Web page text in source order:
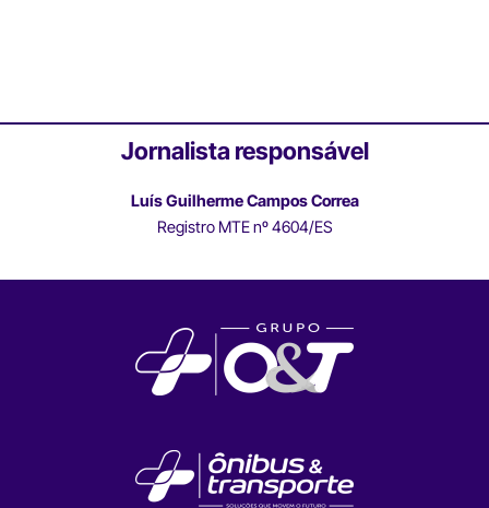
Jornalista responsável
Luís Guilherme Campos Correa
Registro MTE nº 4604/ES